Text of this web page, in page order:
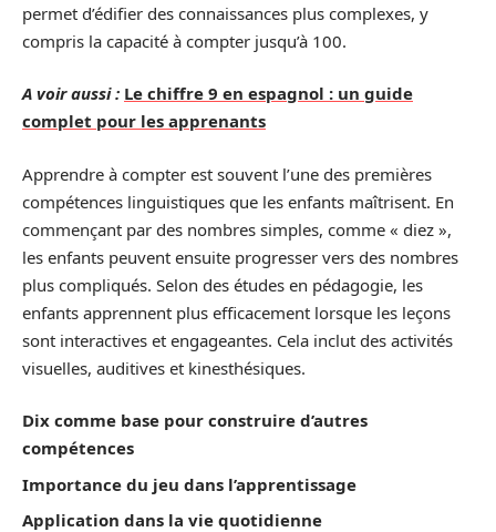
permet d’édifier des connaissances plus complexes, y
compris la capacité à compter jusqu’à 100.
A voir aussi : Le chiffre 9 en espagnol : un guide
complet pour les apprenants
Apprendre à compter est souvent l’une des premières
compétences linguistiques que les enfants maîtrisent. En
commençant par des nombres simples, comme « diez »,
les enfants peuvent ensuite progresser vers des nombres
plus compliqués. Selon des études en pédagogie, les
enfants apprennent plus efficacement lorsque les leçons
sont interactives et engageantes. Cela inclut des activités
visuelles, auditives et kinesthésiques.
Dix comme base pour construire d’autres
compétences
Importance du jeu dans l’apprentissage
Application dans la vie quotidienne